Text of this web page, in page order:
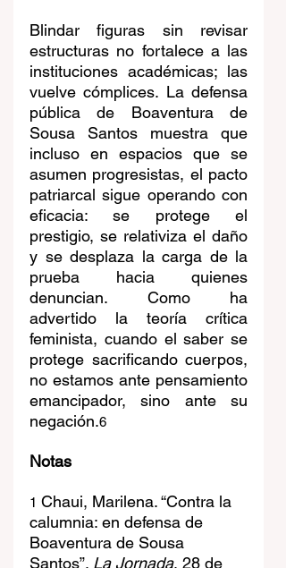
Blindar figuras sin revisar
estructuras no fortalece a las
instituciones académicas; las
vuelve cómplices. La defensa
pública de Boaventura de
Sousa Santos muestra que
incluso en espacios que se
asumen progresistas, el pacto
patriarcal sigue operando con
eficacia: se protege el
prestigio, se relativiza el daño
y se desplaza la carga de la
prueba hacia quienes
denuncian. Como ha
advertido la teoría crítica
feminista, cuando el saber se
protege sacrificando cuerpos,
no estamos ante pensamiento
emancipador, sino ante su
negación.6
Notas
1 Chaui, Marilena. “Contra la
calumnia: en defensa de
Boaventura de Sousa
Santos”. La Jornada, 28 de